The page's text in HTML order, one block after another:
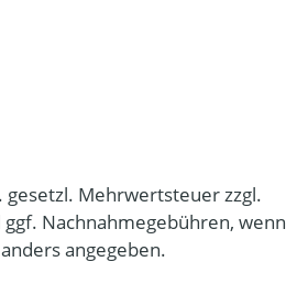
gesetzl. Mehrwertsteuer zzgl.
ggf. Nachnahmegebühren, wenn
angegeben.